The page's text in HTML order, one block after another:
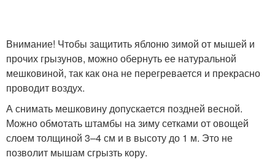
Внимание! Чтобы защитить яблоню зимой от мышей и
прочих грызунов, можно обернуть ее натуральной
мешковиной, так как она не перегревается и прекрасно
проводит воздух.
А снимать мешковину допускается поздней весной.
Можно обмотать штамбы на зиму сетками от овощей
слоем толщиной 3–4 см и в высоту до 1 м. Это не
позволит мышам сгрызть кору.